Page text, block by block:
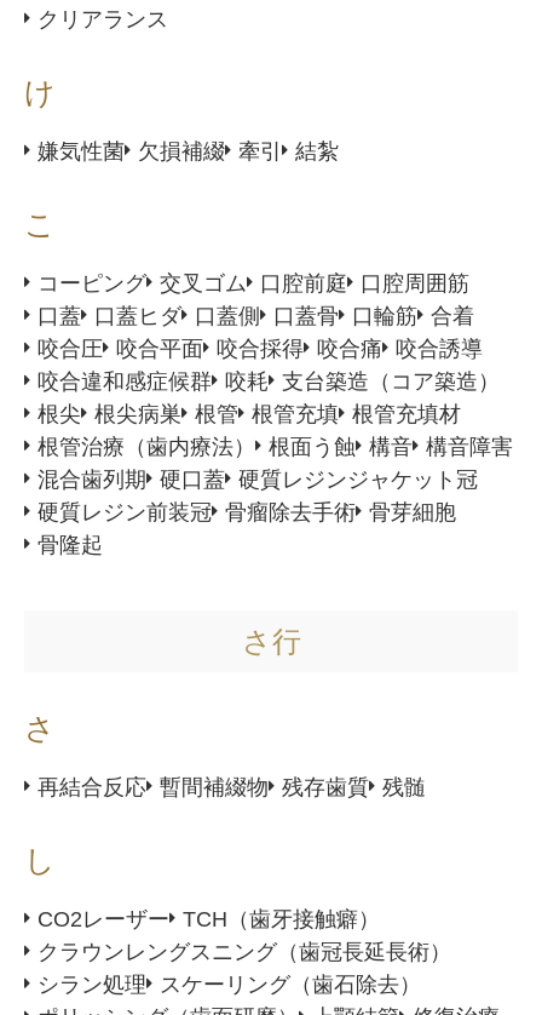
クリアランス
け
嫌気性菌 欠損補綴 牽引 結紮
こ
コーピング 交叉ゴム 口腔前庭
口腔周囲筋
口蓋
口蓋ヒダ 口蓋側 口蓋骨 口輪筋 合着
咬合圧 咬合平面 咬合採得 咬合痛 咬合誘導
咬合違和感症候群 咬耗 支台築造（コア築造）
根尖 根尖病巣 根管 根管充填 根管充填材
根管治療（歯内療法）
根面う蝕 構音 構音障害
混合歯列期
硬口蓋 硬質レジンジャケット冠
硬質レジン前装冠 骨瘤除去手術 骨芽細胞
骨隆起
さ行
さ
再結合反応 暫間補綴物 残存歯質 残髄
し
CO2レーザー TCH（歯牙接触癖）
クラウンレングスニング（歯冠長延長術）
シラン処理
スケーリング（歯石除去）